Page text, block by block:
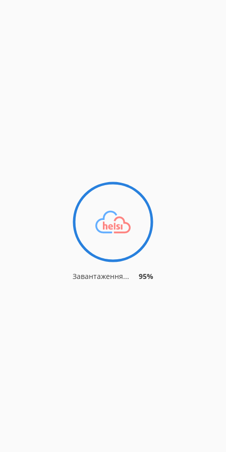
Завантаження... 95%